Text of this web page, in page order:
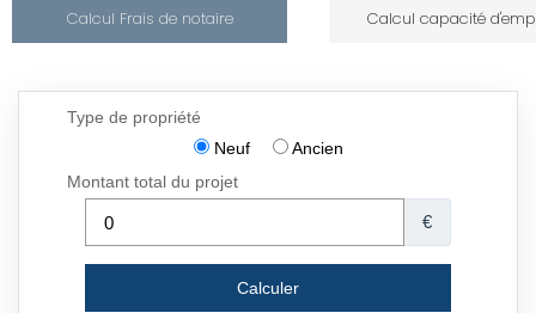
Calcul Frais de notaire Calcul capacité